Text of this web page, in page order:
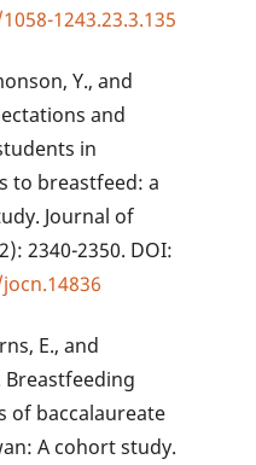
1243.23.3.135
Y., and
and
in
to breastfeed: a
Journal of
2340-2350. DOI:
E., and
Breastfeeding
of baccalaureate
A cohort study.